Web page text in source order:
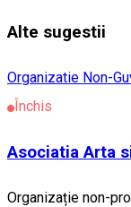
Alte sugestii
Organizatie Non-
Închis
Asociatia Arta
Organizație non-